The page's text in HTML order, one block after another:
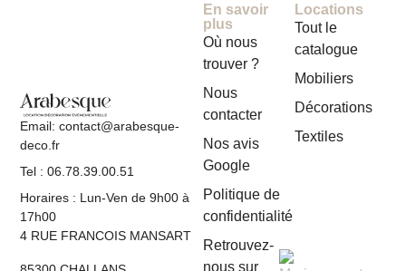
Email: contact@arabesque-
deco.fr
Tel : 06.78.39.00.51
Horaires : Lun-Ven de 9h00 à
17h00
4 RUE FRANCOIS MANSART
Locations
Tout le
catalogue
Mobiliers
Décorations
Textiles
En savoir
plus
Où nous
trouver ?
Nous
contacter
Nos avis
Google
Politique de
confidentialité
Retrouvez-
nous sur